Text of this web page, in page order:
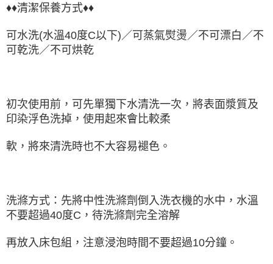
♦♦清潔保養方式♦♦
可水洗(水溫40度C以下)／可蒸氣熨燙／不可漂白／不
可乾洗／不可烘乾
初次使用前，可先單獨下水清洗一次，將表面漿質及
印染浮色洗掉，使用起來會比較柔
軟，將來清洗時也不大容易褪色。
洗滌方式：先將中性洗滌劑倒入洗衣機的水中，水溫
不要超過40度C，待洗滌劑完全溶解
再放入床包組，注意浸泡時間不要超過10分鐘。